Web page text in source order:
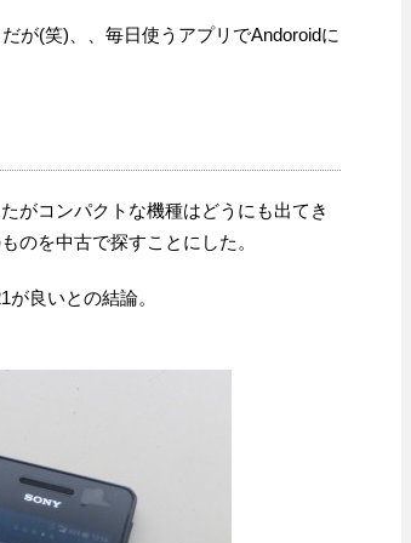
が(笑)、、毎日使うアプリでAndoroidに
がコンパクトな機種はどうにも出てき
のを中古で探すことにした。
良いとの結論。